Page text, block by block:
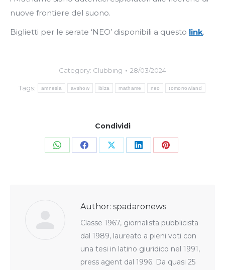
nuove frontiere del suono.
Biglietti per le serate ‘NEO’ disponibili a questo link.
Category: Clubbing 28/03/2024
Tags: amnesia avshow ibiza mathame neo tomorrowland
Condividi
Share Share Share Share Share
Author: spadaronews
Classe 1967, giornalista pubblicista
dal 1989, laureato a pieni voti con
una tesi in latino giuridico nel 1991,
press agent dal 1996. Da quasi 25